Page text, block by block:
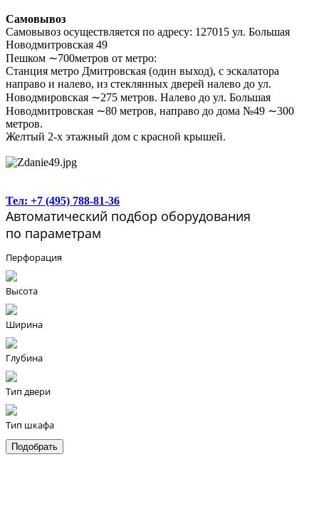
Самовывоз
Самовывоз осуществляется по адресу: 127015 ул. Большая
Новодмитровская 49
Пешком ∼700метров от метро:
Станция метро Дмитровская (один выход), с эскалатора
направо и налево, из стеклянных дверей налево до ул.
Новодмировская ∼275 метров. Налево до ул. Большая
Новодмитровская ∼80 метров, направо до дома №49 ∼300
метров.
Желтый 2-х этажный дом с красной крышей.
Тел: +7 (495) 788-81-36
Автоматический подбор оборудования
по параметрам
Перфорация
Высота
Ширина
Глубина
Тип двери
Тип шкафа